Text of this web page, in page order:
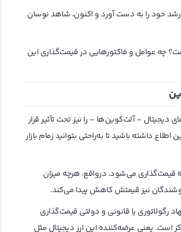
توانسته روند روبه‌رشد خود را به دست آورد و اکنون، شاهد نوسان
چه عوامل و فاکتورهایی در قیمت‌گذاری این
دیجیتال – آلت‌کوین‌ها – را نیز تحت تأثیر قرار
داشته باشید تا به‌راحتی بتوانید زمام بازار
قیمت‌گذاری می‌شود. در‌واقع، هرچه میزان
فروشندگان نیز قیمتش کاهش پیدا می‌کند.
رگولاتوری یا قانونی و دولتی قیمت‌گذاری
است. یعنی عرضه‌کننده این ارز دیجیتال مثل